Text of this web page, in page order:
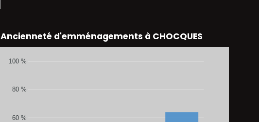
Ancienneté d'emménagements à CHOCQUES
100 %
80 %
60 %